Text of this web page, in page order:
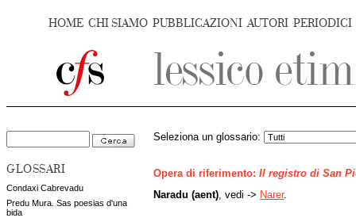
HOME CHI SIAMO PUBBLICAZIONI AUTORI PERIODICI
GLOSSARI
Condaxi Cabrevadu
Predu Mura. Sas poesias d'una
bida
Seleziona un glossario:
Opera di riferimento: Il registro di San
Naradu (aent) , vedi -> Narer.